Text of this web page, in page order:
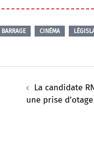
BARRAGE CINÉMA
d’articleLa candidate
une prise d’otage